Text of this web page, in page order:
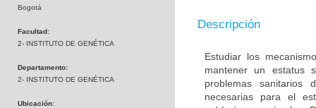
Bogotá
Facultad:
2- INSTITUTO DE GENÉTICA
Departamento:
2- INSTITUTO DE GENÉTICA
Ubicación:
Descripción
Estudiar los
mantener un estatus
problemas sanitarios
necesarias para el